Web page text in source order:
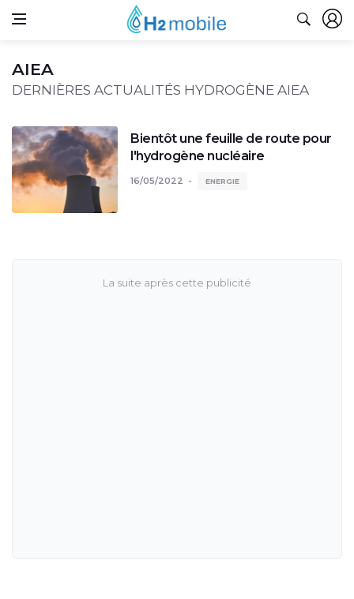
AIEA
DERNIÈRES ACTUALITÉS HYDROGÈNE AIEA
Bientôt une feuille de route pour
l'hydrogène nucléaire
16/05/2022 ENERGIE